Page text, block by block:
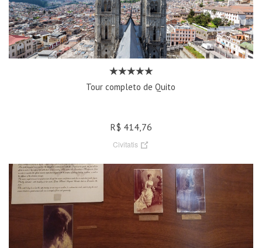
Tour completo de Quito
R$ 414,76
Civitatis